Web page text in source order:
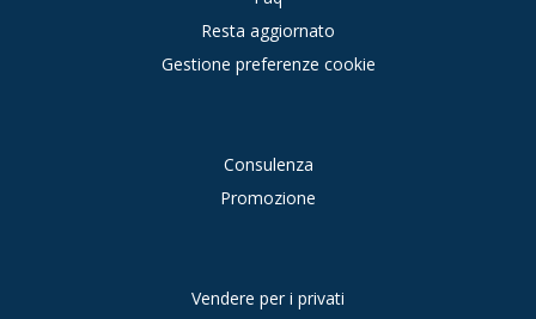
Resta aggiornato
Gestione preferenze cookie
Consulenza
Promozione
Vendere per i privati